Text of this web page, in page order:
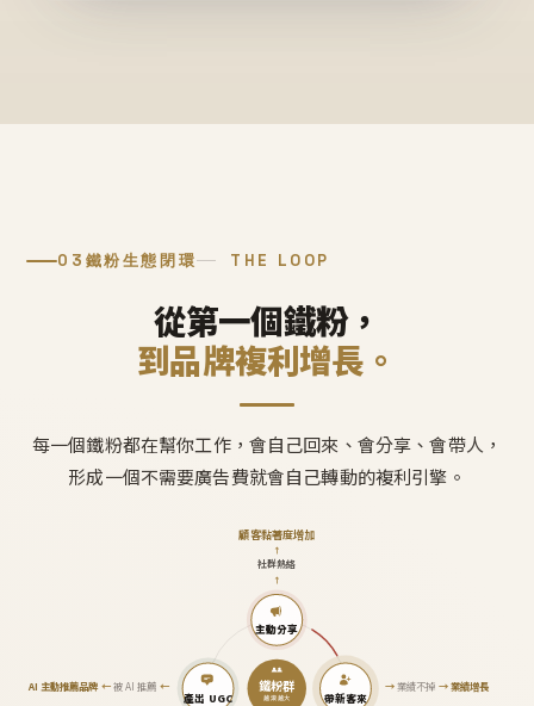
03 鐵粉生態閉環 THE LOOP
從第一個鐵粉，
到品牌複利增長。
每一個鐵粉都在幫你工作，會自己回來、會分享、會帶人，
形成一個不需要廣告費就會自己轉動的複利引擎。
鐵粉群
越滾越大
主動分享
↑
社群熱絡
↑
顧客黏著度增加
帶新客來
→業績不掉 →業績增長
產出 UGC
AI 主動推薦品牌←被 AI 推薦 ←